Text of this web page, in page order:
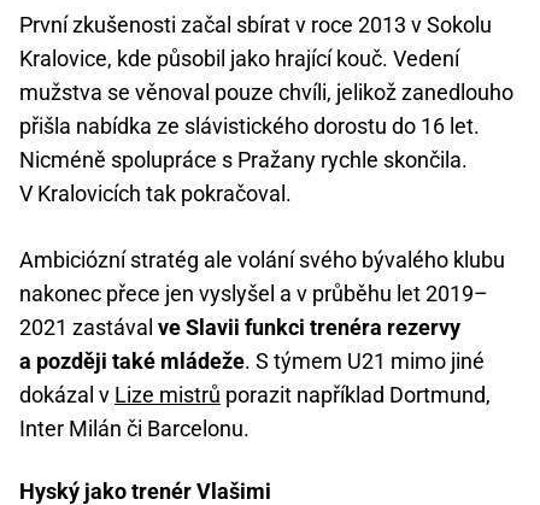
První zkušenosti začal sbírat v roce 2013 v Sokolu
Kralovice, kde působil jako hrající kouč. Vedení
mužstva se věnoval pouze chvíli, jelikož zanedlouho
přišla nabídka ze slávistického dorostu do 16 let.
Nicméně spolupráce s Pražany rychle skončila.
V Kralovicích tak pokračoval.
Ambiciózní stratég ale volání svého bývalého klubu
nakonec přece jen vyslyšel a v průběhu let 2019–
2021 zastával ve Slavii funkci trenéra rezervy
a později také mládeže. S týmem U21 mimo jiné
dokázal v Lize mistrů porazit například Dortmund,
Inter Milán či Barcelonu.
Hyský jako trenér Vlašimi